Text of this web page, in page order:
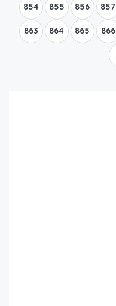
854 855 856 857
863 864 865 866